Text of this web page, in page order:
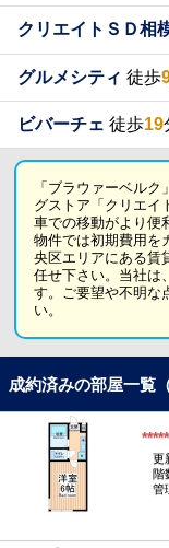
クリエイトＳＤ相
グルメシティ 徒歩
ビバーチェ 徒歩19
「ブラウァーベル
グストア「クリエイ
車での移動がより便
物件では初期費用を
央区エリアにある賃
任せ下さい。当社は
す。ご要望や不明な
い。
成約済みの部屋一覧
*****
更
階
管